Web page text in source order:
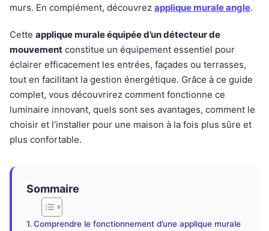
murs. En complément, découvrez applique murale angle.
Cette applique murale équipée d’un détecteur de
mouvement constitue un équipement essentiel pour
éclairer efficacement les entrées, façades ou terrasses,
tout en facilitant la gestion énergétique. Grâce à ce guide
complet, vous découvrirez comment fonctionne ce
luminaire innovant, quels sont ses avantages, comment le
choisir et l’installer pour une maison à la fois plus sûre et
plus confortable.
Sommaire
Comprendre le fonctionnement d’une applique murale